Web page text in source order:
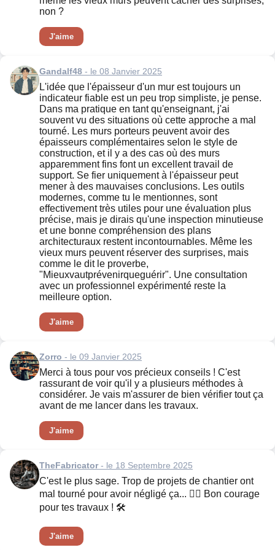
non ?
J'aime
Gandalf48 - le 08 Janvier 2025
L'idée que l'épaisseur d'un mur est toujours un
indicateur fiable est un peu trop simpliste, je pense.
Dans ma pratique en tant qu'enseignant, j'ai
souvent vu des situations où cette approche a mal
tourné. Les murs porteurs peuvent avoir des
épaisseurs complémentaires selon le style de
construction, et il y a des cas où des murs
apparemment fins font un excellent travail de
support. Se fier uniquement à l'épaisseur peut
mener à des mauvaises conclusions. Les outils
modernes, comme tu le mentionnes, sont
effectivement très utiles pour une évaluation plus
précise, mais je dirais qu'une inspection minutieuse
et une bonne compréhension des plans
architecturaux restent incontournables. Même les
vieux murs peuvent réserver des surprises, mais
comme le dit le proverbe,
"Mieuxvautprévenirqueguérir". Une consultation
avec un professionnel expérimenté reste la
meilleure option.
J'aime
Zorro - le 09 Janvier 2025
Merci à tous pour vos précieux conseils ! C'est
rassurant de voir qu'il y a plusieurs méthodes à
considérer. Je vais m'assurer de bien vérifier tout ça
avant de me lancer dans les travaux.
J'aime
TheFabricator- le 18 Septembre 2025
C'est le plus sage. Trop de projets de chantier ont
mal tourné pour avoir négligé ça... 👷‍♂️ Bon courage
pour tes travaux ! 🛠️
J'aime